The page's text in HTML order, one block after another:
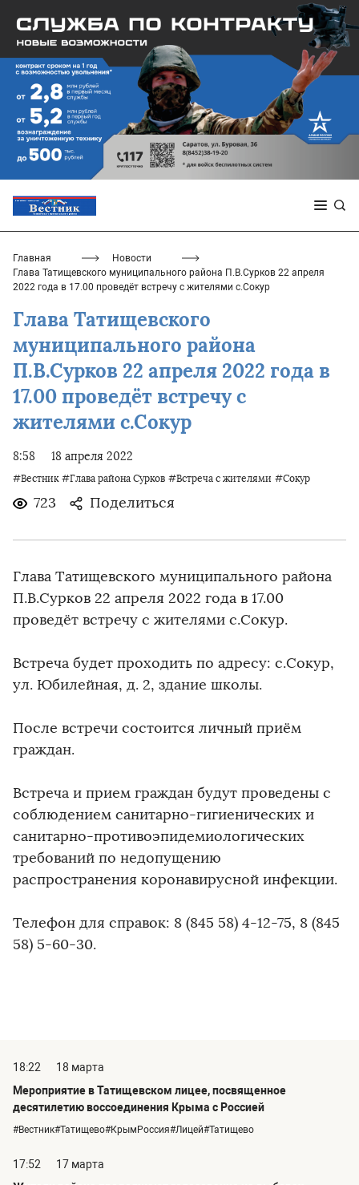
Главная
Новости
Глава Татищевского муниципального района П.В.Сурков 22 апреля
2022 года в 17.00 проведёт встречу с жителями с.Сокур
Глава Татищевского
муниципального района
П.В.Сурков 22 апреля 2022 года в
17.00 проведёт встречу с
жителями с.Сокур
8:58 18 апреля 2022
#Вестник #Глава района Сурков #Встреча с жителями #Сокур
723 Поделиться
Глава Татищевского муниципального района
П.В.Сурков 22 апреля 2022 года в 17.00
проведёт встречу с жителями с.Сокур.
Встреча будет проходить по адресу: с.Сокур,
ул. Юбилейная, д. 2, здание школы.
После встречи состоится личный приём
граждан.
Встреча и прием граждан будут проведены с
соблюдением санитарно-гигиенических и
санитарно-противоэпидемиологических
требований по недопущению
распространения коронавирусной инфекции.
Телефон для справок: 8 (845 58) 4-12-75, 8 (845
58) 5-60-30.
18:22
18 марта
Мероприятие в Татищевском лицее, посвященное
десятилетию воссоединения Крыма с Россией
#Вестник#Татищево#КрымРоссия#Лицей#Татищево
17:52
17 марта